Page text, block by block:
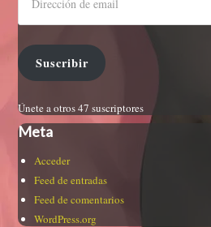
Suscribir
Únete a otros 47 suscriptores
Meta
Acceder
Feed de entradas
Feed de comentarios
WordPress.org